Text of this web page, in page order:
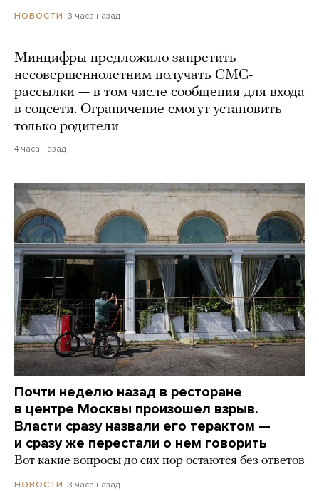
НОВОСТИ 3 часа назад
Минцифры предложило запретить
несовершеннолетним получать СМС-
рассылки — в том числе сообщения для входа
в соцсети. Ограничение смогут установить
только родители
4 часа назад
Почти неделю назад в ресторане
в центре Москвы произошел взрыв.
Власти сразу назвали его терактом —
и сразу же перестали о нем говорить
Вот какие вопросы до сих пор остаются без ответов
НОВОСТИ 3 часа назад